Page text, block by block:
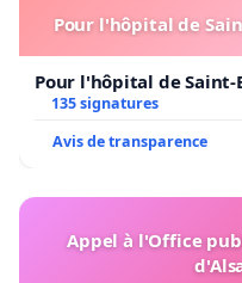
parents d'élèves) de
Pour l'hôpital de
Pour l'hôpital de Saint-
135 signatures
Avis de transparence
Appel à l'Office